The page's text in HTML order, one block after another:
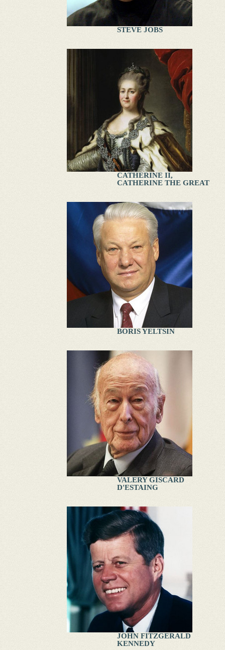
STEVE JOBS
CATHERINE II,
CATHERINE THE GREAT
BORIS YELTSIN
VALERY GISCARD
D'ESTAING
JOHN FITZGERALD
KENNEDY